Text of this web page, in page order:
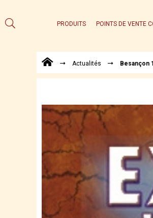
PRODUITS POINTS DE VENTE
Actualités Besançon